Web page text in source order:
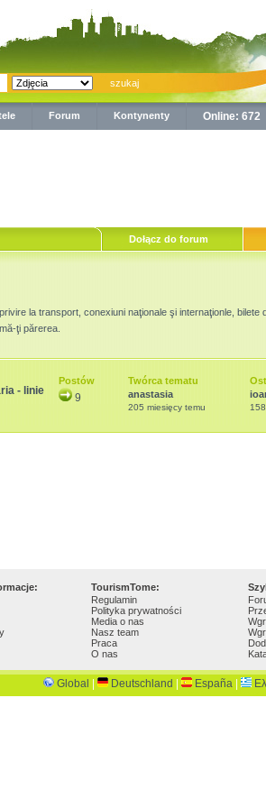
Forum Kontynenty Online: 672
Dołącz do forum
la transport, conexiuni naţionale şi internaţionle, bilete
ţi părerea.
- linie
Postów
9
Twórca tematu
anastasia
205 miesięcy temu
TourismTome:
Regulamin
Polityka prywatności
Media o nas
Nasz team
Praca
O nas
Global Deutschland España